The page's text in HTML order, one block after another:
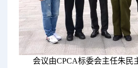
会议由CPCA标委会主任朱民